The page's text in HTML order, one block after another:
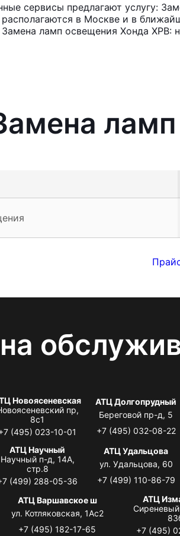
сервисы предлагают услугу:
в Москве и в
ламп освещения Хонда ХРВ:
Новоясеневская
пр,
8с1
(495) 023-10-01
АТЦ Долгопрудный
Береговой пр-д, 5
+7 (495) 032-08-22
АТЦ Научный
Научный п-д, 14А,
стр.8
(499) 288-05-36
АТЦ Удальцова
ул. Удальцова, 60
+7 (499) 110-86-79
АТЦ Варшавское ш
ул. Котляковская, 1Ас2
+7 (495) 182-17-65
АТЦ
Сиреневый
+7 (495)